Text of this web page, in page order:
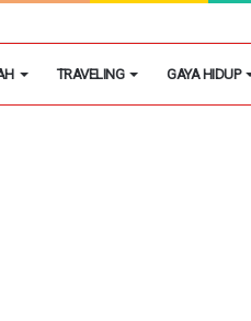
TRAVELING GAYA HIDUP